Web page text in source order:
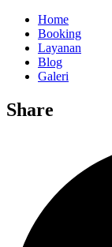
Home
Booking
Layanan
Blog
Galeri
Share